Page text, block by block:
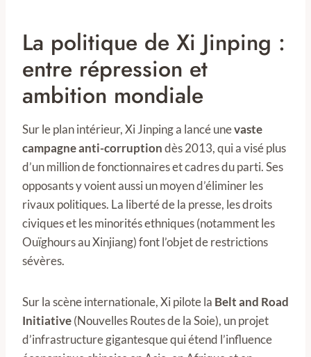
La politique de Xi Jinping :
entre répression et
ambition mondiale
Sur le plan intérieur, Xi Jinping a lancé unevaste
campagne anti-corruptiondès 2013, qui a visé plus
d’un million de fonctionnaires et cadres du parti. Ses
opposants y voient aussi un moyen d’éliminer les
rivaux politiques. La liberté de la presse, les droits
civiques et les minorités ethniques (notamment les
Ouïghours au Xinjiang) font l’objet de restrictions
sévères.
Sur la scène internationale, Xi pilote la Belt and Road
Initiative(Nouvelles Routes de la Soie), un projet
d’infrastructure gigantesque qui étend l’influence